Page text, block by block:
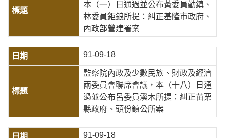
本（一）日通過並公布黃委員勤鎮、
林委員鉅鋃所提：糾正基隆市政府、
內政部營建署案
91-09-18
監察院內政及少數民族、財政及經濟
兩委員會聯席會議，本（十八）日通
過並公布呂委員溪木所提：糾正苗栗
縣政府、頭份鎮公所案
91-09-18